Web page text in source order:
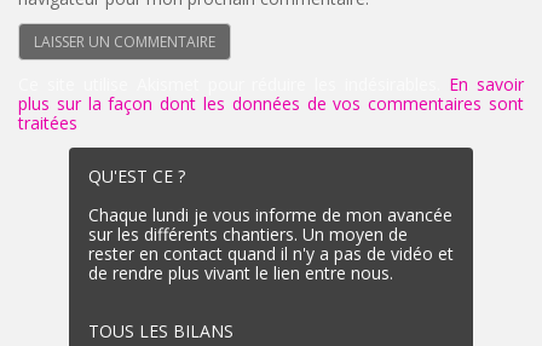
En savoir
plus sur la façon dont les données de vos commentaires sont
traitées
QU'EST CE ?
Chaque lundi je vous informe de mon avancée
sur les différents chantiers. Un moyen de
rester en contact quand il n'y a pas de vidéo et
de rendre plus vivant le lien entre nous.
TOUS LES BILANS